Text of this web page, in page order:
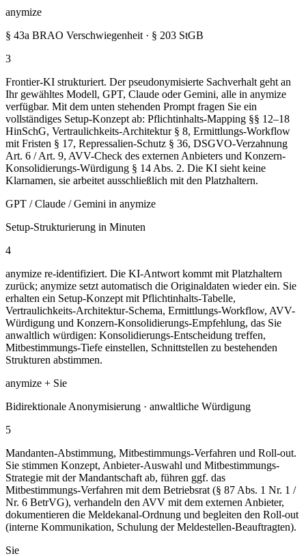
anymize
§ 43a BRAO Verschwiegenheit · § 203 StGB
3
Frontier-KI strukturiert. Der pseudonymisierte Sachverhalt geht an
Ihr gewähltes Modell, GPT, Claude oder Gemini, alle in anymize
verfügbar. Mit dem unten stehenden Prompt fragen Sie ein
vollständiges Setup-Konzept ab: Pflichtinhalts-Mapping §§ 12–18
HinSchG, Vertraulichkeits-Architektur § 8, Ermittlungs-Workflow
mit Fristen § 17, Repressalien-Schutz § 36, DSGVO-Verzahnung
Art. 6 / Art. 9, AVV-Check des externen Anbieters und Konzern-
Konsolidierungs-Würdigung § 14 Abs. 2. Die KI sieht keine
Klarnamen, sie arbeitet ausschließlich mit den Platzhaltern.
GPT / Claude / Gemini in anymize
Setup-Strukturierung in Minuten
4
anymize re-identifiziert. Die KI-Antwort kommt mit Platzhaltern
zurück; anymize setzt automatisch die Originaldaten wieder ein. Sie
erhalten ein Setup-Konzept mit Pflichtinhalts-Tabelle,
Vertraulichkeits-Architektur-Schema, Ermittlungs-Workflow, AVV-
Würdigung und Konzern-Konsolidierungs-Empfehlung, das Sie
anwaltlich würdigen: Konsolidierungs-Entscheidung treffen,
Mitbestimmungs-Tiefe einstellen, Schnittstellen zu bestehenden
Strukturen abstimmen.
anymize + Sie
Bidirektionale Anonymisierung · anwaltliche Würdigung
5
Mandanten-Abstimmung, Mitbestimmungs-Verfahren und Roll-out.
Sie stimmen Konzept, Anbieter-Auswahl und Mitbestimmungs-
Strategie mit der Mandantschaft ab, führen ggf. das
Mitbestimmungs-Verfahren mit dem Betriebsrat (§ 87 Abs. 1 Nr. 1 /
Nr. 6 BetrVG), verhandeln den AVV mit dem externen Anbieter,
dokumentieren die Meldekanal-Ordnung und begleiten den Roll-out
(interne Kommunikation, Schulung der Meldestellen-Beauftragten).
Sie